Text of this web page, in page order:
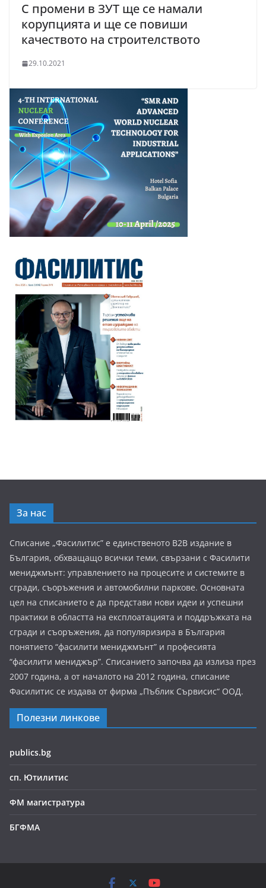
С промени в ЗУТ ще се намали
корупцията и ще се повиши
качеството на строителството
29.10.2021
За нас
Списание „Фасилитис” е единственото B2B издание в
България, обхващащо всички теми, свързани с Фасилити
мениджмънт: управлението на процесите и системите в
сгради, съоръжения и автомобилни паркове. Основната
цел на списанието е да представи нови идеи и успешни
практики в областта на експлоатацията и поддръжката на
сгради и съоръжения, да популяризира в България
понятието “фасилити мениджмънт” и професията
“фасилити мениджър”. Списанието започва да излиза през
2007 година, а от началото на 2012 година, списание
Фасилитис се издава от фирма „Пъблик Сървисис“ ООД.
Полезни линкове
publics.bg
сп. Ютилитис
ФМ магистратура
БГФМА